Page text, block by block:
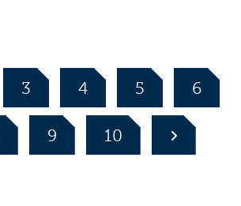
3 4 5 6
9 10